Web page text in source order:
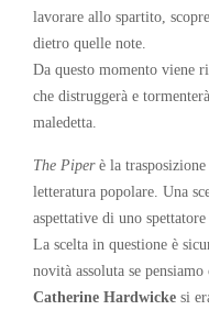
lavorare allo spartito,
dietro quelle note.
Da questo momento viene
che distruggerà e
maledetta.
The Piperè la
letteratura popolare. Una
aspettative di uno
La scelta in questione è
novità assoluta se
Catherine Hardwicke si